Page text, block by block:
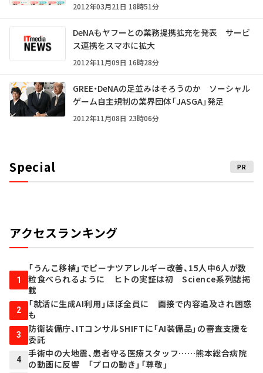
2012年03月21日 18時51分
DeNAもヤフーとの業務提携拡充を発表 サービ
ス連携をスマホに拡大
2012年11月09日 16時28分
GREE・DeNAの足並みはそろうのか ソーシャル
ゲーム自主規制の業界団体「JASGA」発足
2012年11月08日 23時06分
Special PR
アクセスランキング
1
「うんこ移植」でピーナツアレルギー改善、15人中6人が数
粒食べられるように ヒトの実証は初 Science系列誌掲
載
2
「就活に生成AI利用」ほぼ全員に 面接で内容追及され困惑
も
3
防衛装備庁、ITコンサルSHIFTに「AI装備品」の審査支援を
委託
4
手術中の大地震、患者守る医療スタッフ……熊本総合病院
の動画に反響 「プロの動き」「尊敬」